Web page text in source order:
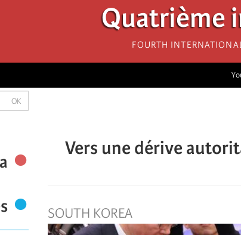
Quatrième
Fourth
OK
Vers une dérive
SOUTH KOREA